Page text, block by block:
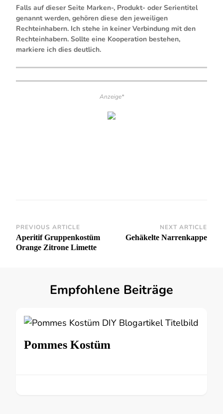
Falls auf dieser Seite Marken-, Produkt- oder Serientitel
genannt werden, gehören diese den jeweiligen
Rechteinhabern. Ich stehe in keiner Verbindung mit den
Rechteinhabern. Sollte eine Kooperation bestehen,
markiere ich dies deutlich.
Anzeige*
Post
Navigation
PREVIOUS ARTICLE
Aperitif Gruppenkostüm
Orange Zitrone Limette
NEXT ARTICLE
Gehäkelte Narrenkappe
Empfohlene Beiträge
Pommes Kostüm